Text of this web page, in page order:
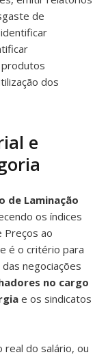
de
dos
e
de Laminação
os índices
Preços ao
é o critério para
das negociações
no cargo
e os sindicatos
real do salário, ou